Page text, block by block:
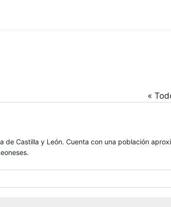
«
de Castilla y León. Cuenta con una población